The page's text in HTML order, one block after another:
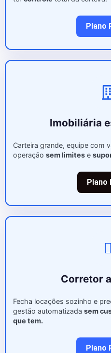
Plano
Imobiliária
Carteira grande, equipe com
operação sem limites e
Plano
Corretor
Fecha locações sozinho e
gestão automatizada sem
que tem.
Plano